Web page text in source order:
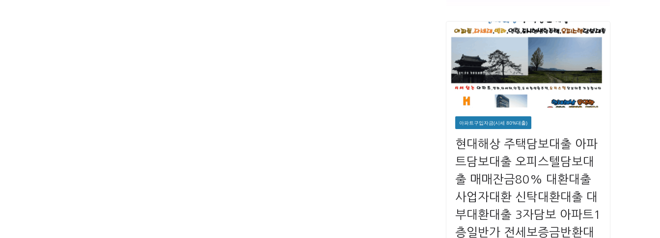
아파트구입자금(시세 80%대출)
현대해상 주택담보대출 아파
트담보대출 오피스텔담보대
출 매매잔금80% 대환대출
사업자대환 신탁대환대출 대
부대환대출 3자담보 아파트1
층일반가 전세보증금반환대